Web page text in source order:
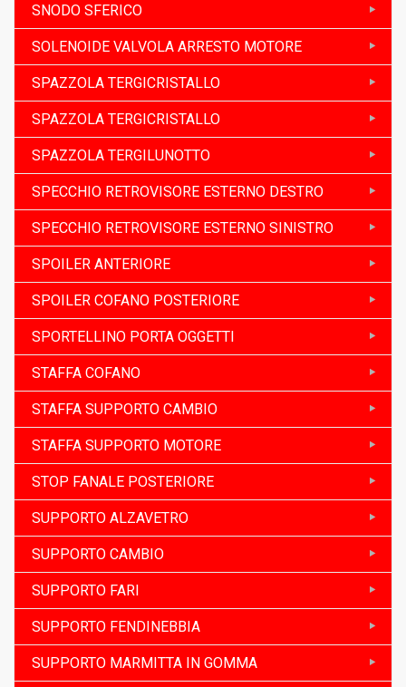
SNODO SFERICO
SOLENOIDE VALVOLA ARRESTO MOTORE
SPAZZOLA TERGICRISTALLO
SPAZZOLA TERGICRISTALLO
SPAZZOLA TERGILUNOTTO
SPECCHIO RETROVISORE ESTERNO DESTRO
SPECCHIO RETROVISORE ESTERNO SINISTRO
SPOILER ANTERIORE
SPOILER COFANO POSTERIORE
SPORTELLINO PORTA OGGETTI
STAFFA COFANO
STAFFA SUPPORTO CAMBIO
STAFFA SUPPORTO MOTORE
STOP FANALE POSTERIORE
SUPPORTO ALZAVETRO
SUPPORTO CAMBIO
SUPPORTO FARI
SUPPORTO FENDINEBBIA
SUPPORTO MARMITTA IN GOMMA